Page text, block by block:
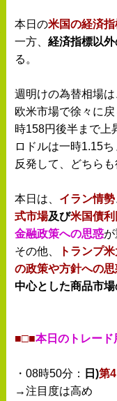
本日の米国の経済指
一方、 経済指標以外
る。
週明けの為替相場
欧米市場で徐々に
時158円後半まで上
ロドルは一時1.15
反発して、どちら
本日は、 イラン情勢
式市場及び米国債
金融政策への思惑が
その他、
トランプ
の政策や方針への思
中心とした商品市場
■□■本日のトレード
・08時50分： 日)第
→注目度は高め